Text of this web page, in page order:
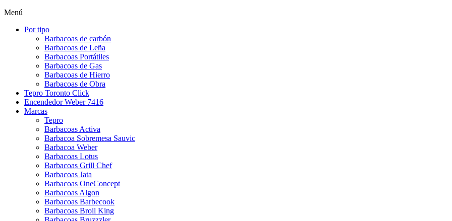
Menú
Por tipo
Barbacoas de carbón
Barbacoas de Leña
Barbacoas Portátiles
Barbacoas de Gas
Barbacoas de Hierro
Barbacoas de Obra
Tepro Toronto Click
Encendedor Weber 7416
Marcas
Tepro
Barbacoas Activa
Barbacoa Sobremesa Sauvic
Barbacoa Weber
Barbacoas Lotus
Barbacoas Grill Chef
Barbacoas Jata
Barbacoas OneConcept
Barbacoas Algon
Barbacoas Barbecook
Barbacoas Broil King